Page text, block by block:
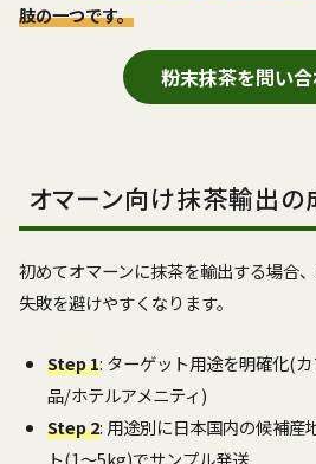
肢の一つです。
粉末抹茶を問い
オマーン向け抹茶輸出の
初めてオマーンに抹茶を輸出する場合
失敗を避けやすくなります。
Step 1: ターゲット用途を明確化(
品/ホテルアメニティ)
Step 2: 用途別に日本国内の候補産